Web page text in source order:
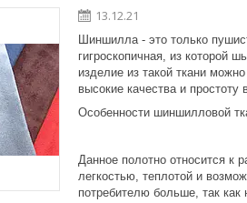
13.12.21
Шиншилла - это только
гигроскопичная, из которой
изделие из такой ткани
высокие качества и простоту
Особенности шиншилловой
Данное полотно относится к
легкостью, теплотой и
потребителю больше, так